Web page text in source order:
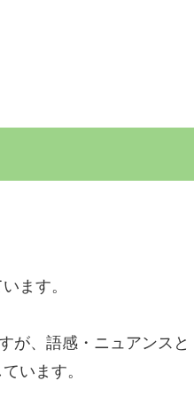
ます。
が、語感・ニュアンスと
います。